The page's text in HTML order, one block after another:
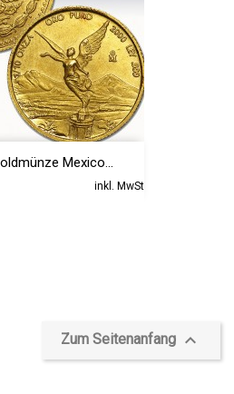
Mexico...
inkl. MwSt
Zum Seitenanfang 